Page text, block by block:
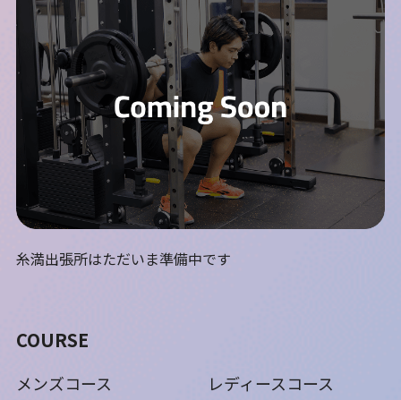
糸満出張所はただいま準備中です
COURSE
メンズコース
レディースコース